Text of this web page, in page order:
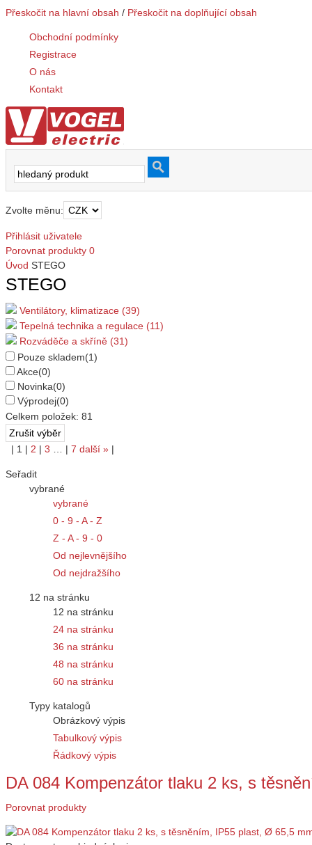
Přeskočit na hlavní obsah / Přeskočit na doplňující obsah
Obchodní podmínky
Registrace
O nás
Kontakt
Zvolte měnu:
Přihlásit uživatele
Porovnat produkty 0
Úvod STEGO
STEGO
Ventilátory, klimatizace (39)
Tepelná technika a regulace (11)
Rozváděče a skříně (31)
Pouze skladem(1)
Akce(0)
Novinka(0)
Výprodej(0)
Celkem položek: 81
| 1 | 2 | 3 … | 7 další » |
Seřadit
vybrané
vybrané
0 - 9 - A - Z
Z - A - 9 - 0
Od nejlevnějšího
Od nejdražšího
12 na stránku
12 na stránku
24 na stránku
36 na stránku
48 na stránku
60 na stránku
Typy katalogů
Obrázkový výpis
Tabulkový výpis
Řádkový výpis
DA 084 Kompenzátor tlaku 2 ks, s
Porovnat produkty